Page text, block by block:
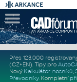
Přes 123.000
(CZ+EN). Tipy pro
Nový Kalkulátor nosníků,
Převodníky. Kompletní